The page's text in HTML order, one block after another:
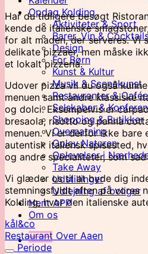
Opdag Kolding
Aktiviteter & Sport
Barer, Vin &
Design
For Børn
Kunst & Kultur
Musik & Scenekunst
Restauranter &
Selskaber &
Shopping & Butikker
Overnatning
Oplev Naturen
Oplevelser i
Take Away
Udstillinger
Udlejning af boliger
Hent APP
Om os
Har du tidligere besøgt
kende de italienske
for alt maden, der serveres. Vi
delikate pizzaer, men måske
et lokalt pizzeria.
Udover pizza vil du også
menuen samt andre klassiske
og dolci. Eksempelvis er
bresaola, risotto og panna
menuen. Vi er derfor ikke bare
autentisk italiensk spisested,
og andre specialiteter, som
Vi glæder os til at byde dig
stemningsfyldt aften på vores
Kolding, hvor den italienske
kål&co
Restaurant Over Aaen
Periode